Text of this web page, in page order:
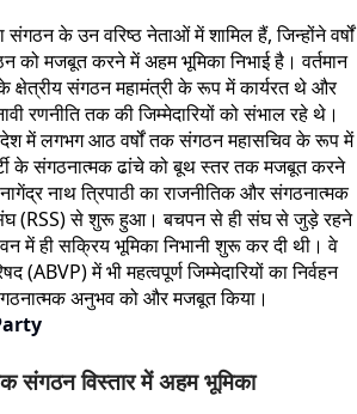
संगठन के उन वरिष्ठ नेताओं में शामिल हैं, जिन्होंने वर्षों
को मजबूत करने में अहम भूमिका निभाई है। वर्तमान
क्षेत्रीय संगठन महामंत्री के रूप में कार्यरत थे और
रणनीति तक की जिम्मेदारियों को संभाल रहे थे।
में लगभग आठ वर्षों तक संगठन महासचिव के रूप में
के संगठनात्मक ढांचे को बूथ स्तर तक मजबूत करने
नागेंद्र नाथ त्रिपाठी का राजनीतिक और संगठनात्मक
(RSS) से शुरू हुआ। बचपन से ही संघ से जुड़े रहने
में ही सक्रिय भूमिका निभानी शुरू कर दी थी। वे
(ABVP) में भी महत्वपूर्ण जिम्मेदारियों का निर्वहन
अनुभव को और मजबूत किया।
संगठन विस्तार में अहम भूमिका